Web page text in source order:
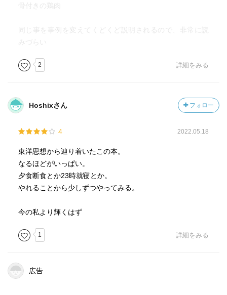
食事を自分にとってちょうど良い量にすること、血をつく
食事をして血をつくることは、自分自身の命を養う事。
午前0時を挟んだ前後２時間は、体の陰と陽が入れ替わる時
間であり、その時間に眠っていることが重要。入れ替わり
て血がしっかりと作られる。
脳の掃除は熟睡している間にしかできない。回収された老
不眠が血不足を招き、また不眠を悪化させる。
元気な胃腸をつくることで徐々に眠りの状態は良くなり、
さらに血が増えていく。
骨付きの鶏肉
同じ事を事例を変えてくどくど説明されるので、非常に読
みづらい
2 詳細をみる
Hoshixさん フォロー
4 2022.05.18
東洋思想から辿り着いたこの本。
なるほどがいっぱい。
夕食断食とか23時就寝とか。
やれることから少しずつやってみる。
今の私より輝くはず
1 詳細をみる
広告